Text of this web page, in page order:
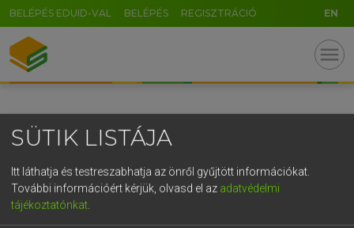
BELÉPÉS EDUID-VAL BELÉPÉS REGISZTRÁCIÓ EN
menu
SÜTIK LISTÁJA
Itt láthatja és testreszabhatja az önről gyűjtött információkat.
További információért kérjük, olvasd el az adatvédelmi
tájékoztatónkat
GR
5
g h k l
v b n m , . - AltGr